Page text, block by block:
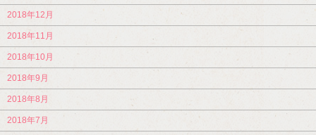
2018年12月
2018年11月
2018年10月
2018年9月
2018年8月
2018年7月